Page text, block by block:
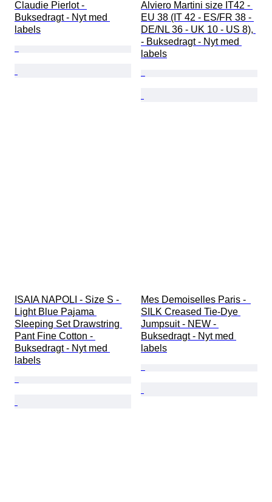
Claudie Pierlot -
Buksedragt - Nyt med
labels
Alviero Martini size IT42 -
EU 38 (IT 42 - ES/FR 38 -
DE/NL 36 - UK 10 - US 8),
- Buksedragt - Nyt med
labels
ISAIA NAPOLI - Size S -
Light Blue Pajama
Sleeping Set Drawstring
Pant Fine Cotton -
Buksedragt - Nyt med
labels
Mes Demoiselles Paris -
SILK Creased Tie-Dye
Jumpsuit - NEW -
Buksedragt - Nyt med
labels